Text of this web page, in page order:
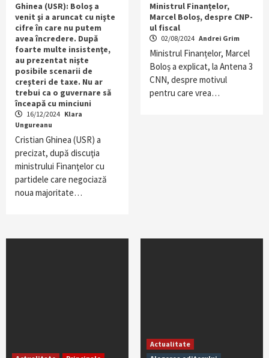
Ghinea (USR): Boloş a
venit şi a aruncat cu nişte
cifre în care nu putem
avea încredere. După
foarte multe insistenţe,
au prezentat nişte
posibile scenarii de
creşteri de taxe. Nu ar
trebui ca o guvernare să
înceapă cu minciuni
16/12/2024 Klara
Ungureanu
Cristian Ghinea (USR) a
precizat, după discuţia
ministrului Finanţelor cu
partidele care negociază
noua majoritate…
Ministrul Finanțelor,
Marcel Boloș, despre CNP-
ul fiscal
02/08/2024 Andrei Grim
Ministrul Finanțelor, Marcel
Boloș a explicat, la Antena 3
CNN, despre motivul
pentru care vrea…
Actualitate